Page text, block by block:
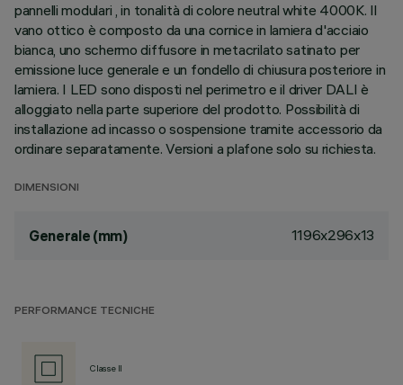
pannelli modulari , in tonalità di colore neutral white 4000K. Il
vano ottico è composto da una cornice in lamiera d'acciaio
bianca, uno schermo diffusore in metacrilato satinato per
emissione luce generale e un fondello di chiusura posteriore in
lamiera. I LED sono disposti nel perimetro e il driver DALI è
alloggiato nella parte superiore del prodotto. Possibilità di
installazione ad incasso o sospensione tramite accessorio da
ordinare separatamente. Versioni a plafone solo su richiesta.
DIMENSIONI
Generale (mm) 1196x296x13
PERFORMANCE TECNICHE
Classe II